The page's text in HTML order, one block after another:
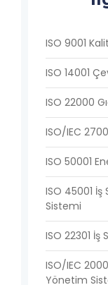
ISO 9001
ISO 14001
ISO 22000
ISO/IEC
ISO 50001
ISO 45001
Sistemi
ISO 22301
ISO/IEC
Yönetim